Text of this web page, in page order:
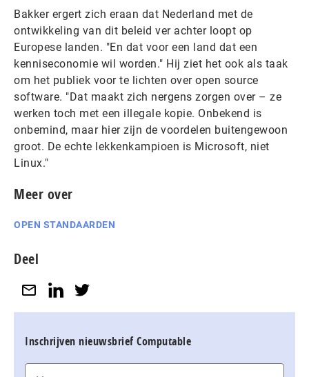
Bakker ergert zich eraan dat Nederland met de
ontwikkeling van dit beleid ver achter loopt op
Europese landen. "En dat voor een land dat een
kenniseconomie wil worden." Hij ziet het ook als taak
om het publiek voor te lichten over open source
software. "Dat maakt zich nergens zorgen over – ze
werken toch met een illegale kopie. Onbekend is
onbemind, maar hier zijn de voordelen buitengewoon
groot. De echte lekkenkampioen is Microsoft, niet
Linux."
Meer over
OPEN STANDAARDEN
Deel
Inschrijven nieuwsbrief Computable